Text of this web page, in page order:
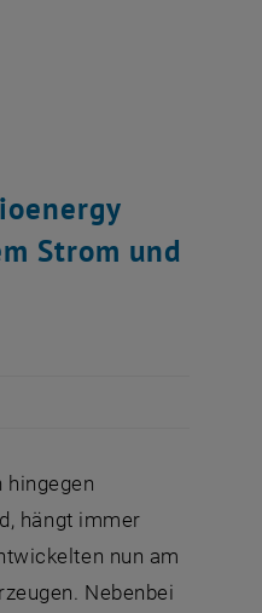
Strom und
hängt immer
nun am
Nebenbei